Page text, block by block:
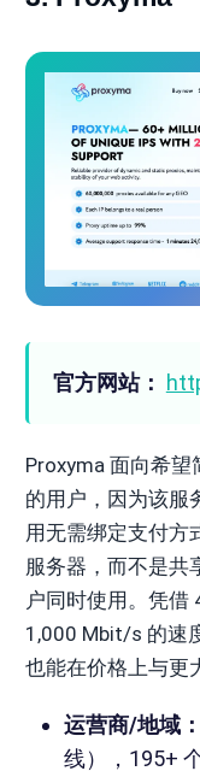
官方网站：
Proxyma 面向希
的用户，因为该服
用无需绑定支付方
服务器，而不是共
户同时使用。凭借
1,000 Mbit/s 的速
也能在价格上与更
运营商/地域：
线），195+